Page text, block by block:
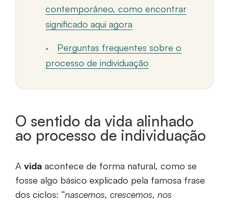
contemporâneo, como encontrar
significado aqui agora
Perguntas frequentes sobre o
processo de individuação
O sentido da vida alinhado
ao processo de individuação
A vida acontece de forma natural, como se
fosse algo básico explicado pela famosa frase
dos ciclos: “nascemos, crescemos, nos